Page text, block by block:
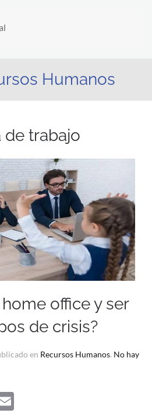
Humanos
de trabajo
office y ser
de crisis?
en Recursos Humanos. No hay